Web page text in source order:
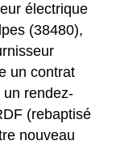
électrique
(38480),
un contrat
rendez-
(rebaptisé
nouveau